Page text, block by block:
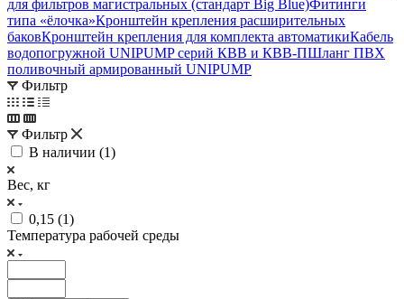
для фильтров магистральных (стандарт Big Blue)Фитинги
типа «ёлочка»Кронштейн крепления расширительных
баковКронштейн крепления для комплекта автоматикиКабель
водопогружной UNIPUMP серий КВВ и КВВ-ПШланг ПВХ
поливочный армированный UNIPUMP
Фильтр
Фильтр
В наличии (1)
Вес, кг
0,15 (1)
Температура рабочей среды